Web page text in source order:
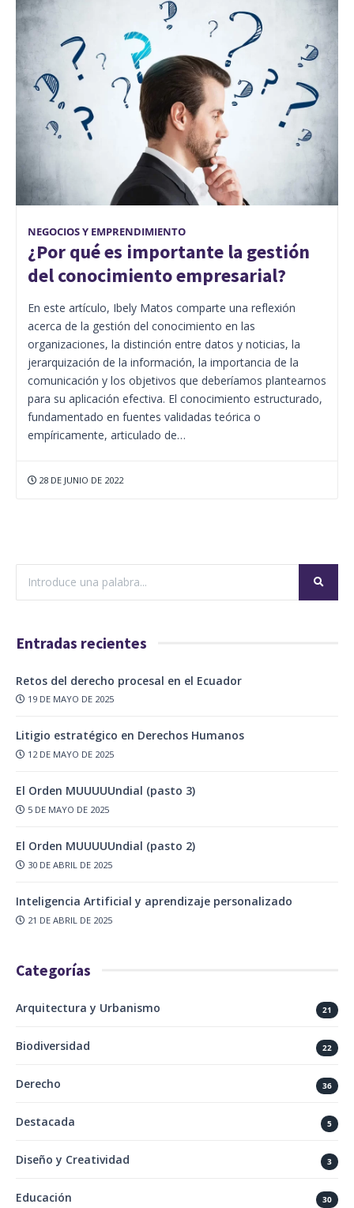
NEGOCIOS Y EMPRENDIMIENTO
¿Por qué es importante la gestión
del conocimiento empresarial?
En este artículo, Ibely Matos comparte una reflexión
acerca de la gestión del conocimiento en las
organizaciones, la distinción entre datos y noticias, la
jerarquización de la información, la importancia de la
comunicación y los objetivos que deberíamos plantearnos
para su aplicación efectiva. El conocimiento estructurado,
fundamentado en fuentes validadas teórica o
empíricamente, articulado de…
28 DE JUNIO DE 2022
Entradas recientes
Retos del derecho procesal en el Ecuador
19 DE MAYO DE 2025
Litigio estratégico en Derechos Humanos
12 DE MAYO DE 2025
El Orden MUUUUUndial (pasto 3)
5 DE MAYO DE 2025
El Orden MUUUUUndial (pasto 2)
30 DE ABRIL DE 2025
Inteligencia Artificial y aprendizaje personalizado
21 DE ABRIL DE 2025
Categorías
Arquitectura y Urbanismo 21
Biodiversidad 22
Derecho 36
Destacada 5
Diseño y Creatividad 3
Educación 30